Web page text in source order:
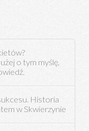
o tym myślę,
Historia
w Skwierzynie